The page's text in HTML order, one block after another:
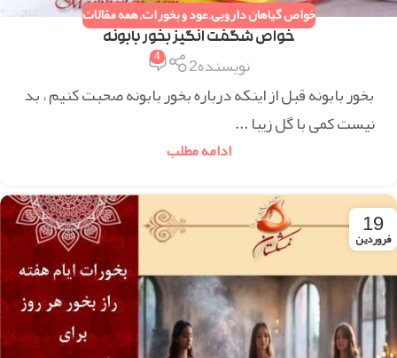
خواص گیاهان دارویی,عود و بخورات,همه مقالات
خواص شگفت انگیز بخور بابونه
نویسنده2 4
بخور بابونه قبل از اینکه درباره بخور بابونه صحبت کنیم ، بد
نیست کمی با گل زیبا ...
ادامه مطلب
19
فروردین